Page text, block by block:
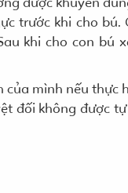
trước khi cho bú.
khi cho con bú
mình nếu thực
đối không được